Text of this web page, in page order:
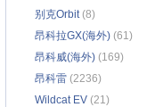
别克Orbit(8)
昂科拉GX(海外) (61)
昂科威(海外) (169)
昂科雷 (2236)
Wildcat EV (21)